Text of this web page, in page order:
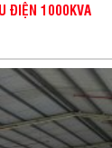
ĐIỆN 1000KVA